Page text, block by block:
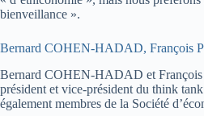
bienveillance ».
Bernard COHEN-HADAD, François
Bernard COHEN-HADAD et François
président et vice-président du think
également membres de la Société